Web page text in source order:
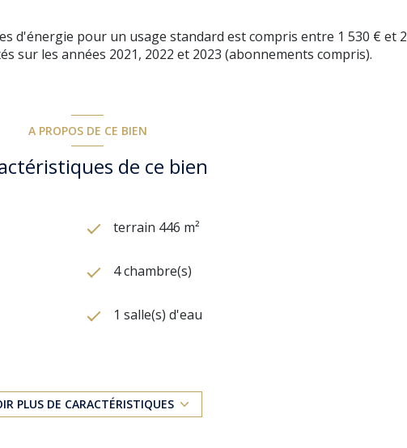
d'énergie pour un usage standard est compris entre 1 530 € et 2
sur les années 2021, 2022 et 2023 (abonnements compris).
A PROPOS DE CE BIEN
de ce bien
terrain 446 m²
4 chambre(s)
1 salle(s) d'eau
exposition Sud
PLUS DE CARACTÉRISTIQUES